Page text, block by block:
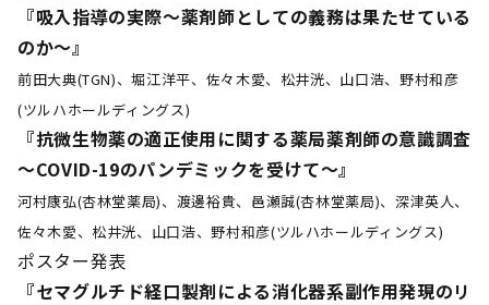
『吸入指導の実際～薬剤師としての義務は果たせている
のか～』
前田大典(TGN)、堀江洋平、佐々木愛、松井洸、山口浩、野村和彦
(ツルハホールディングス)
『抗微生物薬の適正使用に関する薬局薬剤師の意識調査
～COVID-19のパンデミックを受けて～』
河村康弘(杏林堂薬局)、渡邊裕貴、邑瀬誠(杏林堂薬局)、深津英人、
佐々木愛、松井洸、山口浩、野村和彦(ツルハホールディングス)
ポスター発表
『セマグルチド経口製剤による消化器系副作用発現のリ